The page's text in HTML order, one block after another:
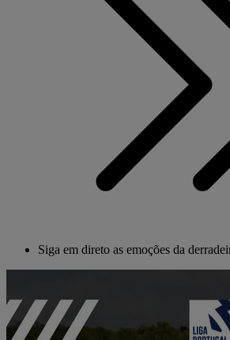
Siga em direto as emoções da